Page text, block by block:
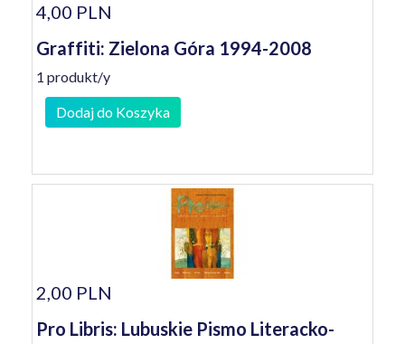
4,00 PLN
Graffiti: Zielona Góra 1994-2008
1 produkt/y
Dodaj do Koszyka
2,00 PLN
Pro Libris: Lubuskie Pismo Literacko-